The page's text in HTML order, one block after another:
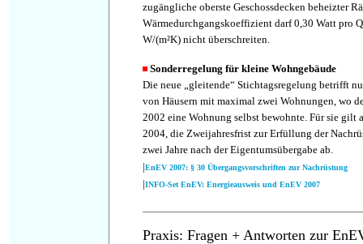
zugängliche oberste Geschossdecken beheizter
Wärmedurchgangskoeffizient darf 0,30 Watt pro
W/(m²K) nicht überschreiten.
Sonderregelung für kleine Wohngebäude
Die neue „gleitende“ Stichtagsregelung betrifft
von Häusern mit maximal zwei Wohnungen, wo
2002 eine Wohnung selbst bewohnte. Für sie gilt
2004, die Zweijahresfrist zur Erfüllung der
zwei Jahre nach der Eigentumsübergabe ab.
|EnEV 2007: § 30 Übergangsvorschriften zur Nachrüstung
|INFO-Set EnEV: Energieausweis und EnEV 2007
Praxis: Fragen + Antworten zur